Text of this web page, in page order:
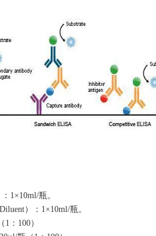
1×10ml/瓶。
）：1×10ml/瓶。
：100）